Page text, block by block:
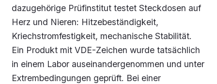
dazugehörige Prüfinstitut testet Steckdosen auf
Herz und Nieren: Hitzebeständigkeit,
Kriechstromfestigkeit, mechanische Stabilität.
Ein Produkt mit VDE-Zeichen wurde tatsächlich
in einem Labor auseinandergenommen und unter
Extrembedingungen geprüft. Bei einer